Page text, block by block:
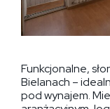
Funkcjonalne,
Bielanach –
pod wynajem.